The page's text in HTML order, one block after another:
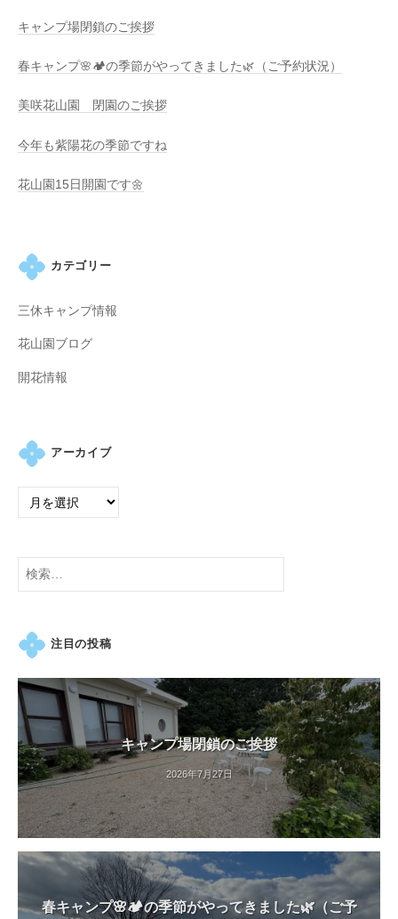
キャンプ場閉鎖のご挨拶
春キャンプ🌸🏕️の季節がやってきました🌿（ご予約状況）
美咲花山園 閉園のご挨拶
今年も紫陽花の季節ですね
花山園15日開園です🌼
カテゴリー
三休キャンプ情報
花山園ブログ
開花情報
アーカイブ
検
注目の投稿
キャンプ場閉鎖のご挨拶
2026年7月27日
春キャンプ🌸🏕️の季節がやってきました🌿（ご予